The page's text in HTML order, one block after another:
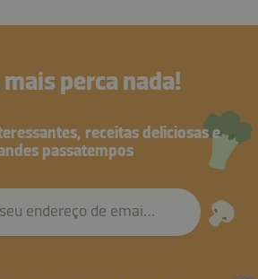
perca nada!
receitas deliciosas e
passatempos
endereço de email